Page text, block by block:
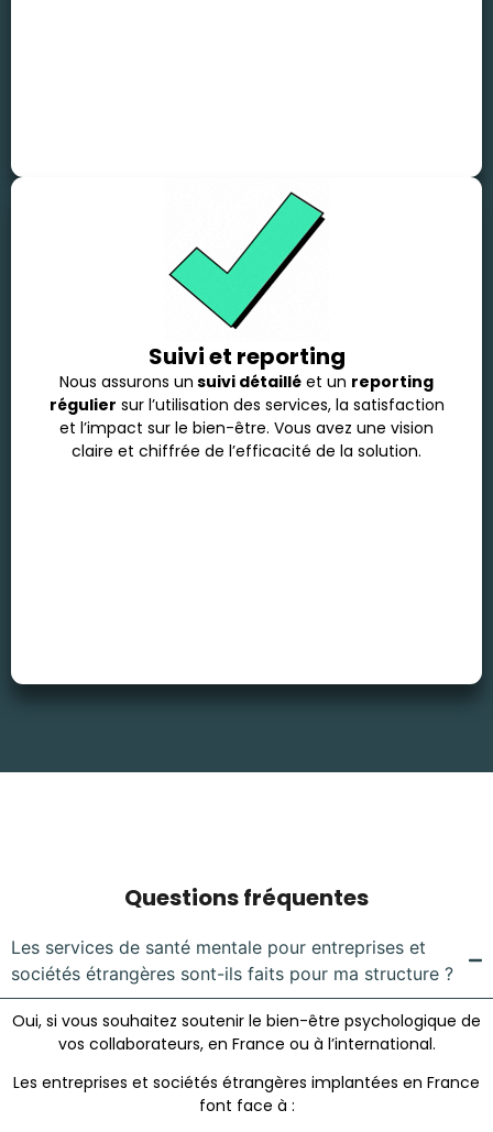
Suivi et reporting
Nous assurons un suivi détaillé et un reporting
régulier sur l’utilisation des services, la satisfaction
et l’impact sur le bien-être. Vous avez une vision
claire et chiffrée de l’efficacité de la solution.
Questions fréquentes
Les services de santé mentale pour entreprises et
sociétés étrangères sont-ils faits pour ma structure ?
Oui, si vous souhaitez soutenir le bien-être psychologique de
vos collaborateurs, en France ou à l’international.
Les entreprises et sociétés étrangères implantées en France
font face à :